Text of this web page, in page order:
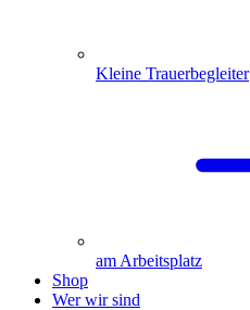
Kleine Trauerbegleiter
am Arbeitsplatz
Shop
Wer wir sind